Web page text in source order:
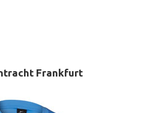
Frankfurt